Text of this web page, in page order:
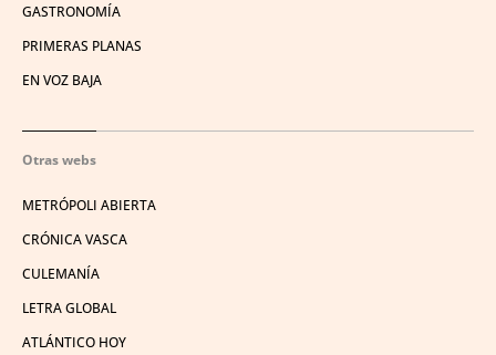
GASTRONOMÍA
PRIMERAS PLANAS
EN VOZ BAJA
Otras webs
METRÓPOLI ABIERTA
CRÓNICA VASCA
CULEMANÍA
LETRA GLOBAL
ATLÁNTICO HOY